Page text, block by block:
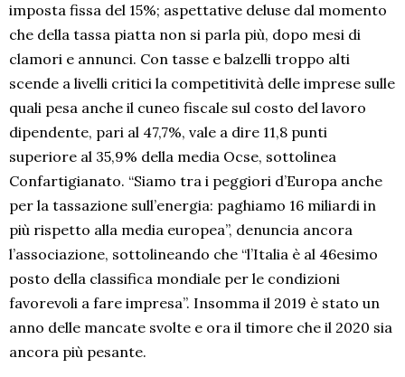
imposta fissa del 15%; aspettative deluse dal momento
che della tassa piatta non si parla più, dopo mesi di
clamori e annunci. Con tasse e balzelli troppo alti
scende a livelli critici la competitività delle imprese sulle
quali pesa anche il cuneo fiscale sul costo del lavoro
dipendente, pari al 47,7%, vale a dire 11,8 punti
superiore al 35,9% della media Ocse, sottolinea
Confartigianato. “Siamo tra i peggiori d’Europa anche
per la tassazione sull’energia: paghiamo 16 miliardi in
più rispetto alla media europea”, denuncia ancora
l’associazione, sottolineando che “l’Italia è al 46esimo
posto della classifica mondiale per le condizioni
favorevoli a fare impresa”. Insomma il 2019 è stato un
anno delle mancate svolte e ora il timore che il 2020 sia
ancora più pesante.